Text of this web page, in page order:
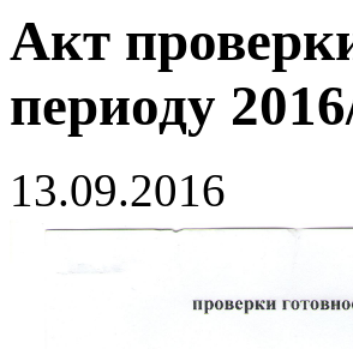
Акт
периоду
13.09.2016